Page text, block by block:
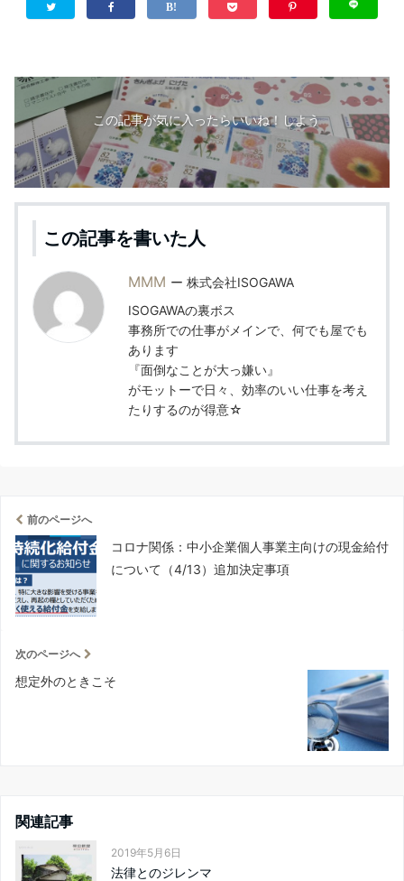
この記事が気に入ったらいいね！しよう
この記事を書いた人
MMM
株式会社ISOGAWA
ISOGAWAの裏ボス
事務所での仕事がメインで、何でも屋でも
あります
『面倒なことが大っ嫌い』
がモットーで日々、効率のいい仕事を考え
たりするのが得意☆
前のページへ
コロナ関係：中小企業個人事業主向けの現金給付
について（4/13）追加決定事項
次のページへ
想定外のときこそ
関連記事
2019年5月6日
法律とのジレンマ